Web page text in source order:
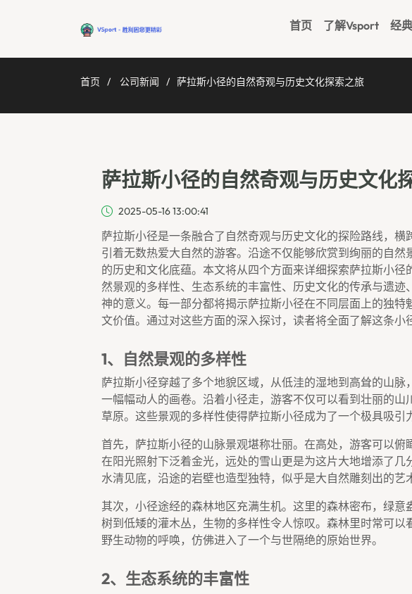
首页 了解Vsport 经
首页 公司新闻 萨拉斯小径的自然奇观与历史文化探索之旅
萨拉斯小径的自然奇观与历史文化
2025-05-16 13:00:41
萨拉斯小径是一条融合了自然奇观与历史文化的探险路线，横
引着无数热爱大自然的游客。沿途不仅能够欣赏到绚丽的自然
的历史和文化底蕴。本文将从四个方面来详细探索萨拉斯小径
然景观的多样性、生态系统的丰富性、历史文化的传承与遗
神的意义。每一部分都将揭示萨拉斯小径在不同层面上的独特
文价值。通过对这些方面的深入探讨，读者将全面了解这条小
1、自然景观的多样性
萨拉斯小径穿越了多个地貌区域，从低洼的湿地到高耸的山脉
一幅幅动人的画卷。沿着小径走，游客不仅可以看到壮丽的山
草原。这些景观的多样性使得萨拉斯小径成为了一个极具吸引
首先，萨拉斯小径的山脉景观堪称壮丽。在高处，游客可以俯
在阳光照射下泛着金光，远处的雪山更是为这片大地增添了几
水清见底，沿途的岩壁也造型独特，似乎是大自然雕刻出的艺
其次，小径途经的森林地区充满生机。这里的森林密布，绿意
树到低矮的灌木丛，生物的多样性令人惊叹。森林里时常可以
野生动物的呼唤，仿佛进入了一个与世隔绝的原始世界。
2、生态系统的丰富性